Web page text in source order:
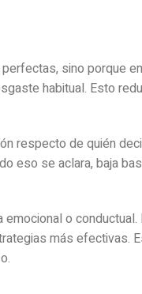
sino porque
habitual. Esto
respecto de quién
eso se aclara, baja
o conductual.
más efectivas.